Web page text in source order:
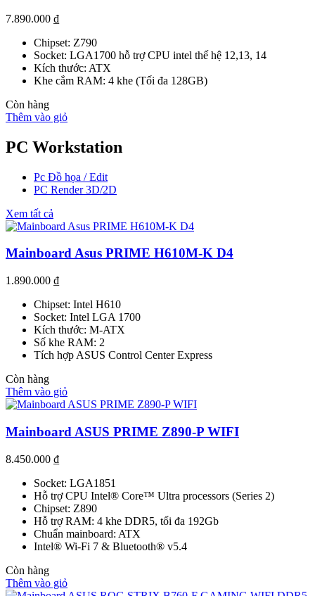
7.890.000 ₫
Chipset: Z790
Socket: LGA1700 hỗ trợ CPU intel thế hệ 12,13, 14
Kích thước: ATX
Khe cắm RAM: 4 khe (Tối đa 128GB)
Còn hàng
Thêm vào giỏ
PC Workstation
Pc Đồ họa / Edit
PC Render 3D/2D
Xem tất cả
Mainboard Asus PRIME H610M-K D4
1.890.000 ₫
Chipset: Intel H610
Socket: Intel LGA 1700
Kích thước: M-ATX
Số khe RAM: 2
Tích hợp ASUS Control Center Express
Còn hàng
Thêm vào giỏ
Mainboard ASUS PRIME Z890-P WIFI
8.450.000 ₫
Socket: LGA1851
Hỗ trợ CPU Intel® Core™ Ultra processors (Series 2)
Chipset: Z890
Hỗ trợ RAM: 4 khe DDR5, tối đa 192Gb
Chuẩn mainboard: ATX
Intel® Wi-Fi 7 & Bluetooth® v5.4
Còn hàng
Thêm vào giỏ